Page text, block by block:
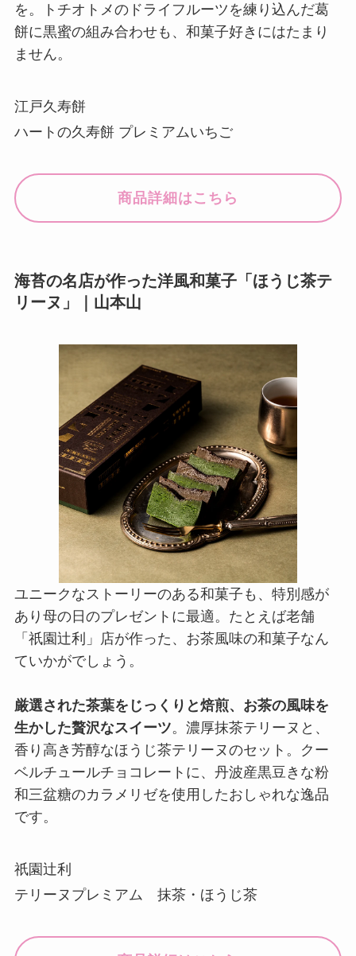
を。トチオトメのドライフルーツを練り込んだ葛
餅に黒蜜の組み合わせも、和菓子好きにはたまり
ません。
江戸久寿餅
ハートの久寿餅 プレミアムいちご
商品詳細はこちら
海苔の名店が作った洋風和菓子「ほうじ茶テ
リーヌ」｜山本山
ユニークなストーリーのある和菓子も、特別感が
あり母の日のプレゼントに最適。たとえば老舗
「祇園辻利」店が作った、お茶風味の和菓子なん
ていかがでしょう。
厳選された茶葉をじっくりと焙煎、お茶の風味を
生かした贅沢なスイーツ。濃厚抹茶テリーヌと、
香り高き芳醇なほうじ茶テリーヌのセット。クー
ベルチュールチョコレートに、丹波産黒豆きな粉
和三盆糖のカラメリゼを使用したおしゃれな逸品
です。
祇園辻利
テリーヌプレミアム 抹茶・ほうじ茶